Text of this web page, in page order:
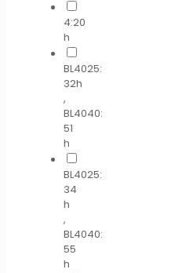
4:20
h
BL4025:
32h
,
BL4040:
51
h
BL4025:
34
h
,
BL4040:
55
h